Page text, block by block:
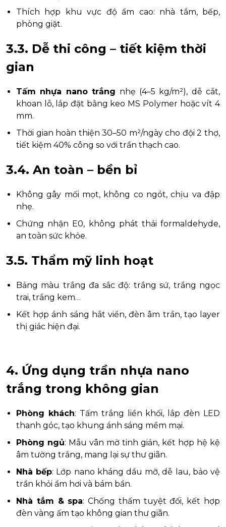
Thích hợp khu vực độ ẩm cao: nhà tắm, bếp,
phòng giặt.
3.3. Dễ thi công – tiết kiệm thời
gian
Tấm nhựa nano trắng nhẹ (4–5 kg/m²), dễ cắt,
khoan lỗ, lắp đặt bằng keo MS Polymer hoặc vít 4
mm.
Thời gian hoàn thiện 30–50 m²/ngày cho đội 2 thợ,
tiết kiệm 40% công so với trần thạch cao.
3.4. An toàn – bền bỉ
Không gây mối mọt, không co ngót, chịu va đập
nhẹ.
Chứng nhận E0, không phát thải formaldehyde,
an toàn sức khỏe.
3.5. Thẩm mỹ linh hoạt
Bảng màu trắng đa sắc độ: trắng sứ, trắng ngọc
trai, trắng kem…
Kết hợp ánh sáng hắt viền, đèn âm trần, tạo layer
thị giác hiện đại.
4. Ứng dụng trần nhựa nano
trắng trong không gian
Phòng khách: Tấm trắng liền khối, lắp đèn LED
thanh góc, tạo khung ánh sáng mềm mại.
Phòng ngủ: Mẫu vân mờ tinh giản, kết hợp hệ kệ
âm tường trắng, mang lại sự thư giãn.
Nhà bếp: Lớp nano kháng dầu mỡ, dễ lau, bảo vệ
trần khỏi ẩm hơi và bám bẩn.
Nhà tắm & spa: Chống thấm tuyệt đối, kết hợp
đèn vàng ấm tạo không gian thư giãn.